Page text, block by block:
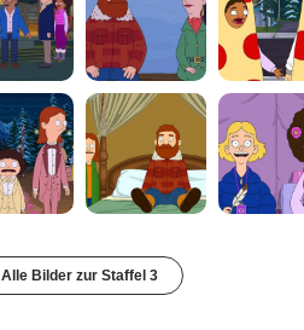
Alle Bilder zur Staffel 3